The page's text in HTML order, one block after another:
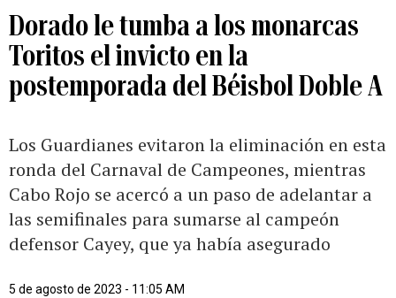
Dorado le tumba a los monarcas
Toritos el invicto en la
postemporada del Béisbol Doble A
Los Guardianes evitaron la eliminación en esta
ronda del Carnaval de Campeones, mientras
Cabo Rojo se acercó a un paso de adelantar a
las semifinales para sumarse al campeón
defensor Cayey, que ya había asegurado
5 de agosto de 2023 - 11:05 AM